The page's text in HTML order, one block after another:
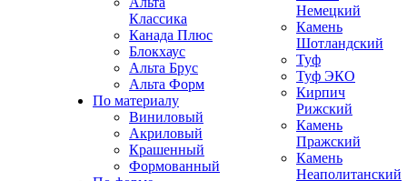
Классика
Канада Плюс
Блокхаус
Альта Брус
Альта Форм
По материалу
Виниловый
Акриловый
Крашенный
Формованный
Немецкий
Камень
Шотландский
Туф
Туф ЭКО
Кирпич
Рижский
Камень
Пражский
Камень
Неаполитанский